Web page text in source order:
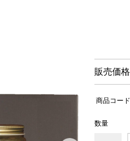
販売価格
商品コード
数量